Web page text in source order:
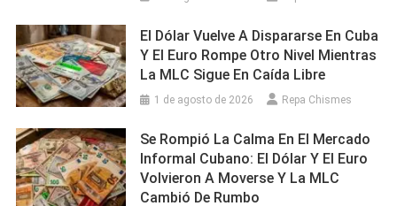
El Dólar Vuelve A Dispararse En Cuba
Y El Euro Rompe Otro Nivel Mientras
La MLC Sigue En Caída Libre
1 de agosto de 2026 Repa Chismes
Se Rompió La Calma En El Mercado
Informal Cubano: El Dólar Y El Euro
Volvieron A Moverse Y La MLC
Cambió De Rumbo